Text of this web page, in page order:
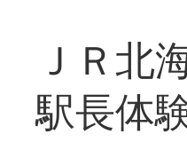
ＪＲ北
駅長体